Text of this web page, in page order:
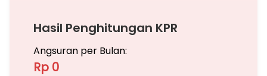
Hasil Penghitungan KPR
Angsuran per Bulan:
Rp 0